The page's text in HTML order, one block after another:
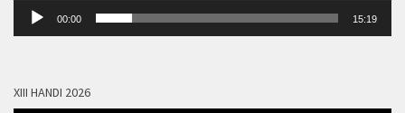
Lecteur
00:00 15:19
XIII HANDI 2026